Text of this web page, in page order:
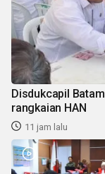
Disdukcapil
rangkaian HAN
11 jam lalu